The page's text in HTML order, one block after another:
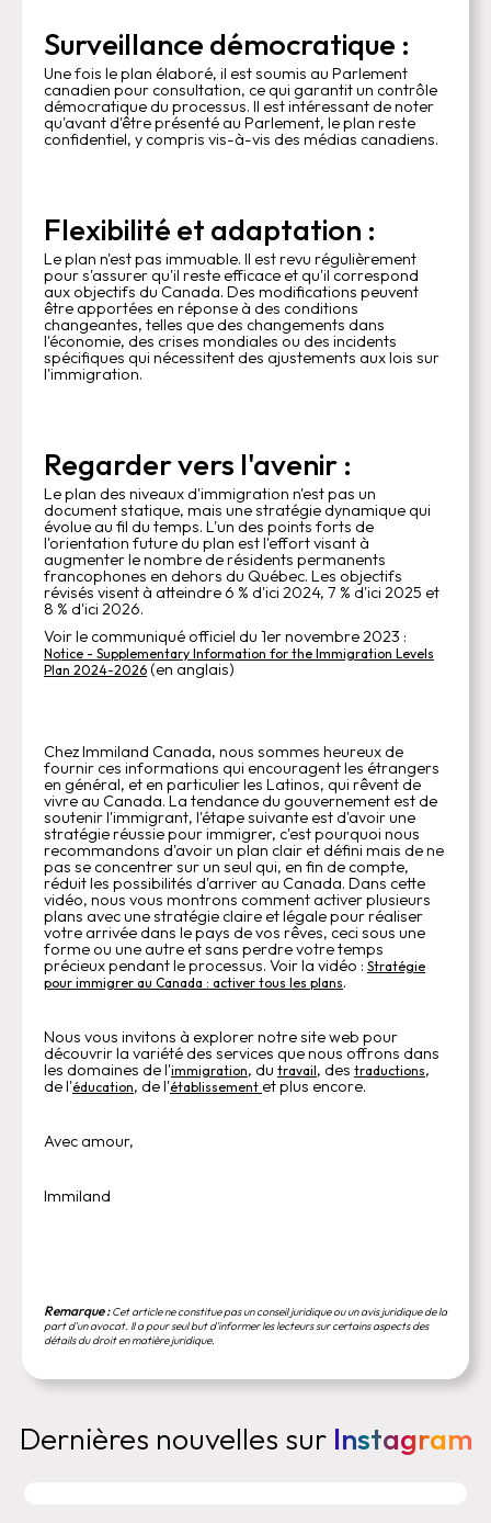
Surveillance démocratique :
Une fois le plan élaboré, il est soumis au Parlement
canadien pour consultation, ce qui garantit un contrôle
démocratique du processus. Il est intéressant de noter
qu'avant d'être présenté au Parlement, le plan reste
confidentiel, y compris vis-à-vis des médias canadiens.
Flexibilité et adaptation :
Le plan n'est pas immuable. Il est revu régulièrement
pour s'assurer qu'il reste efficace et qu'il correspond
aux objectifs du Canada. Des modifications peuvent
être apportées en réponse à des conditions
changeantes, telles que des changements dans
l'économie, des crises mondiales ou des incidents
spécifiques qui nécessitent des ajustements aux lois sur
l'immigration.
Regarder vers l'avenir :
Le plan des niveaux d'immigration n'est pas un
document statique, mais une stratégie dynamique qui
évolue au fil du temps. L'un des points forts de
l'orientation future du plan est l'effort visant à
augmenter le nombre de résidents permanents
francophones en dehors du Québec. Les objectifs
révisés visent à atteindre 6 % d'ici 2024, 7 % d'ici 2025 et
8 % d'ici 2026.
Voir le communiqué officiel du 1er novembre 2023 :
Notice - Supplementary Information for the Immigration Levels
Plan 2024-2026 (en anglais)
Chez Immiland Canada, nous sommes heureux de
fournir ces informations qui encouragent les étrangers
en général, et en particulier les Latinos, qui rêvent de
vivre au Canada. La tendance du gouvernement est de
soutenir l'immigrant, l'étape suivante est d'avoir une
stratégie réussie pour immigrer, c'est pourquoi nous
recommandons d'avoir un plan clair et défini mais de ne
pas se concentrer sur un seul qui, en fin de compte,
réduit les possibilités d'arriver au Canada. Dans cette
vidéo, nous vous montrons comment activer plusieurs
plans avec une stratégie claire et légale pour réaliser
votre arrivée dans le pays de vos rêves, ceci sous une
forme ou une autre et sans perdre votre temps
précieux pendant le processus. Voir la vidéo : Stratégie
pour immigrer au Canada : activer tous les plans.
Nous vous invitons à explorer notre site web pour
découvrir la variété des services que nous offrons dans
les domaines de l'immigration, du travail, des traductions,
de l'éducation, de l'établissement et plus encore.
Avec amour,
Immiland
Remarque :Cet article ne constitue pas un conseil juridique ou un avis juridique de la
part d'un avocat. Il a pour seul but d'informer les lecteurs sur certains aspects des
détails du droit en matière juridique.
Dernières nouvelles sur Instagram